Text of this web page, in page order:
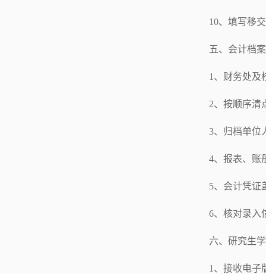
10、填写移
五、会计档
1、财务处及
2、按顺序清
3、归档单位
4、报表、账
5、会计凭证
6、核对录入
六、研究生
1、接收电子